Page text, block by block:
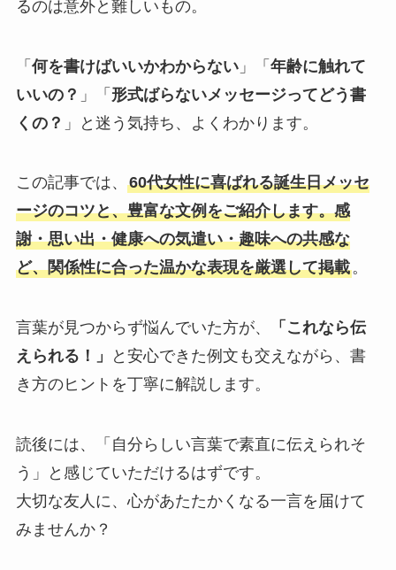
るのは意外と難しいもの。
「 何を書けばいいかわからない」「 年齢に触れて
いいの？ 」「 形式ばらないメッセージってどう書
くの？ 」と迷う気持ち、よくわかります。
この記事では、 60代女性に喜ばれる誕生日メッセ
ージのコツと、豊富な文例をご紹介します。感
謝・思い出・健康への気遣い・趣味への共感な
ど、関係性に合った温かな表現を厳選して掲載。
言葉が見つからず悩んでいた方が、
「これなら伝
えられる！」
と安心できた例文も交えながら、書
き方のヒントを丁寧に解説します。
読後には、「自分らしい言葉で素直に伝えられそ
う」と感じていただけるはずです。
大切な友人に、心があたたかくなる一言を届けて
みませんか？